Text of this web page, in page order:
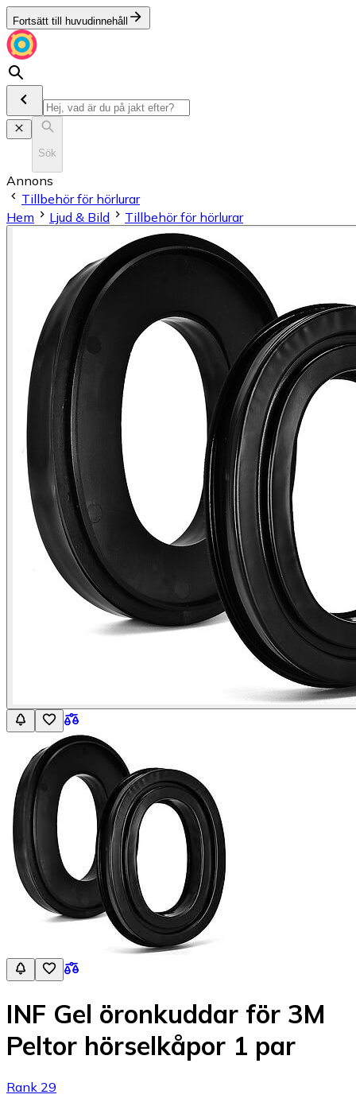
Fortsätt till huvudinnehåll
Sök
Annons
Tillbehör för hörlurar
Hem
Ljud & Bild Tillbehör för hörlurar
INF Gel öronkuddar för 3M
Peltor hörselkåpor 1 par
Rank 29